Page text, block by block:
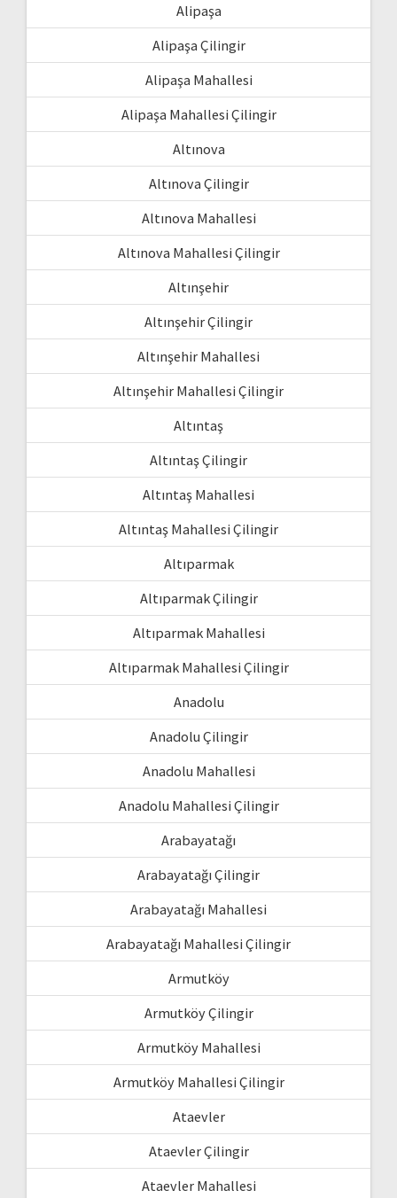
Alipaşa
Alipaşa Çilingir
Alipaşa Mahallesi
Alipaşa Mahallesi Çilingir
Altınova
Altınova Çilingir
Altınova Mahallesi
Altınova Mahallesi Çilingir
Altınşehir
Altınşehir Çilingir
Altınşehir Mahallesi
Altınşehir Mahallesi Çilingir
Altıntaş
Altıntaş Çilingir
Altıntaş Mahallesi
Altıntaş Mahallesi Çilingir
Altıparmak
Altıparmak Çilingir
Altıparmak Mahallesi
Altıparmak Mahallesi Çilingir
Anadolu
Anadolu Çilingir
Anadolu Mahallesi
Anadolu Mahallesi Çilingir
Arabayatağı
Arabayatağı Çilingir
Arabayatağı Mahallesi
Arabayatağı Mahallesi Çilingir
Armutköy
Armutköy Çilingir
Armutköy Mahallesi
Armutköy Mahallesi Çilingir
Ataevler
Ataevler Çilingir
Ataevler Mahallesi